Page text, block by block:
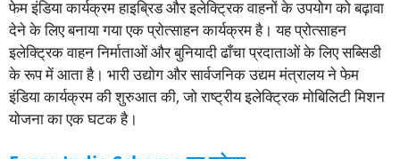
फेम इंडिया कार्यक्रम हाइब्रिड और इलेक्ट्रिक वाहनों के उपयोग को बढ़ावा
देने के लिए बनाया गया एक प्रोत्साहन कार्यक्रम है। यह प्रोत्साहन
इलेक्ट्रिक वाहन निर्माताओं और बुनियादी ढाँचा प्रदाताओं के लिए सब्सिडी
के रूप में आता है। भारी उद्योग और सार्वजनिक उद्यम मंत्रालय ने फेम
इंडिया कार्यक्रम की शुरुआत की, जो राष्ट्रीय इलेक्ट्रिक मोबिलिटी मिशन
योजना का एक घटक है।